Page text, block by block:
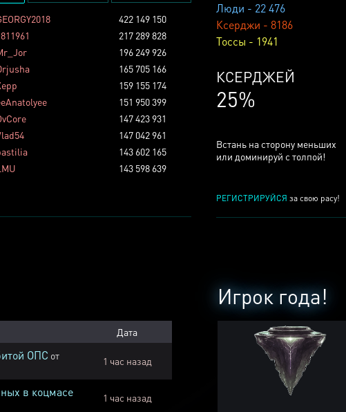
Люди - 22 476
Ксерджи - 8186
Тоссы - 1941
ТОССОВ
5%
Встань на сторону меньших
или доминируй с толпой!
РЕГИСТРИРУЙСЯ за свою расу!
422 149 150
217 289 828
196 249 926
165 705 166
159 155 174
151 950 399
147 423 931
147 042 961
143 602 165
143 598 639
Игрок года!
Дата
ОПС от
1 час назад
в коцмасе 1 час назад